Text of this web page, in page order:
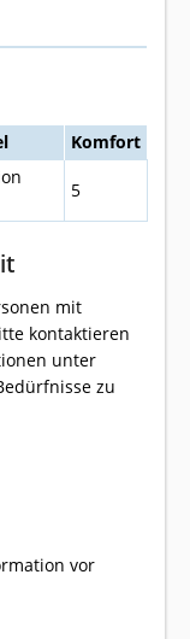
Komfort
5
mit
kontaktieren
unter
zu
vor